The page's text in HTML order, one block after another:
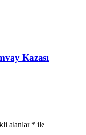
Kazası
alanlar * ile